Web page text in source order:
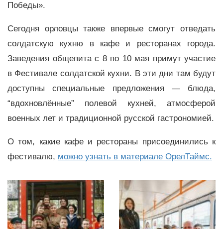
Победы».
Сегодня орловцы также впервые смогут отведать
солдатскую кухню в кафе и ресторанах города.
Заведения общепита с 8 по 10 мая примут участие
в Фестивале солдатской кухни. В эти дни там будут
доступны специальные предложения — блюда,
“вдохновлённые” полевой кухней, атмосферой
военных лет и традиционной русской гастрономией.
О том, какие кафе и рестораны присоединились к
фестивалю, можно узнать в материале ОрелТаймс.